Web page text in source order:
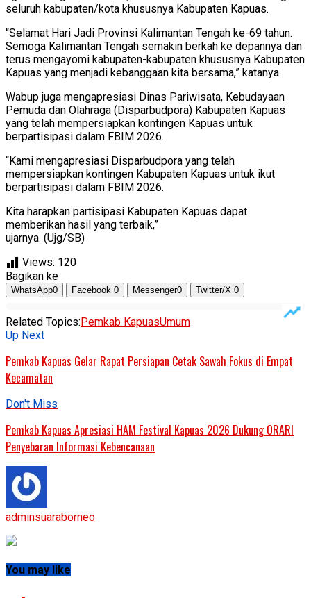
seluruh kabupaten/kota khususnya Kabupaten Kapuas.
“Selamat Hari Jadi Provinsi Kalimantan Tengah ke-69 tahun.
Semoga Kalimantan Tengah semakin berkah ke depannya dan
terus mengayomi kabupaten-kabupaten khususnya Kabupaten
Kapuas yang menjadi kebanggaan kita bersama,” katanya.
Wabup juga mengapresiasi Dinas Pariwisata, Kebudayaan
Pemuda dan Olahraga (Disparbudpora) Kabupaten Kapuas
yang telah mempersiapkan kontingen Kapuas untuk
berpartisipasi dalam FBIM 2026.
“Kami mengapresiasi Disparbudpora yang telah
mempersiapkan kontingen Kabupaten Kapuas untuk ikut
berpartisipasi dalam FBIM 2026.
Kita harapkan partisipasi Kabupaten Kapuas dapat
memberikan hasil yang terbaik,”
ujarnya. (Ujg/SB)
Views: 120
Bagikan ke
WhatsApp0 Facebook 0 Messenger0 Twitter/X 0
Related Topics:Pemkab KapuasUmum
Up Next
Pemkab Kapuas Gelar Rapat Persiapan Cetak Sawah Fokus di Empat
Kecamatan
Don't Miss
Pemkab Kapuas Apresiasi HAM Festival Kapuas 2026 Dukung ORARI
Penyebaran Informasi Kebencanaan
adminsuaraborneo
You may like